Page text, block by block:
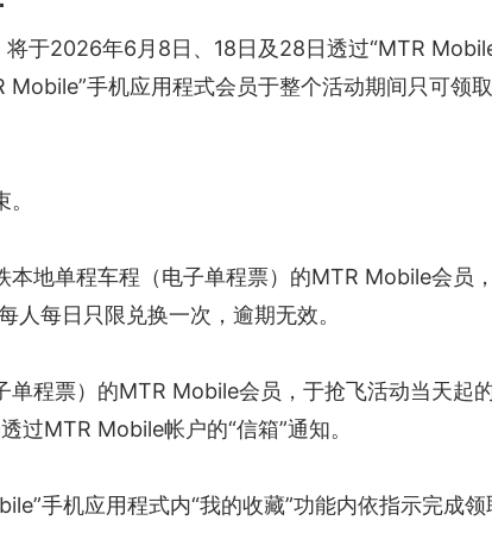
于2026年6月8日、18日及28日透过“MTR
手机应用程式会员于整个活动期间只可领
本地单程车程（电子单程票）的MTR Mobile会员
每日只限兑换一次，逾期无效。
程票）的MTR Mobile会员，于抢飞活动当天起
过MTR Mobile帐户的“信箱”通知。
手机应用程式内“我的收藏”功能内依指示完成领